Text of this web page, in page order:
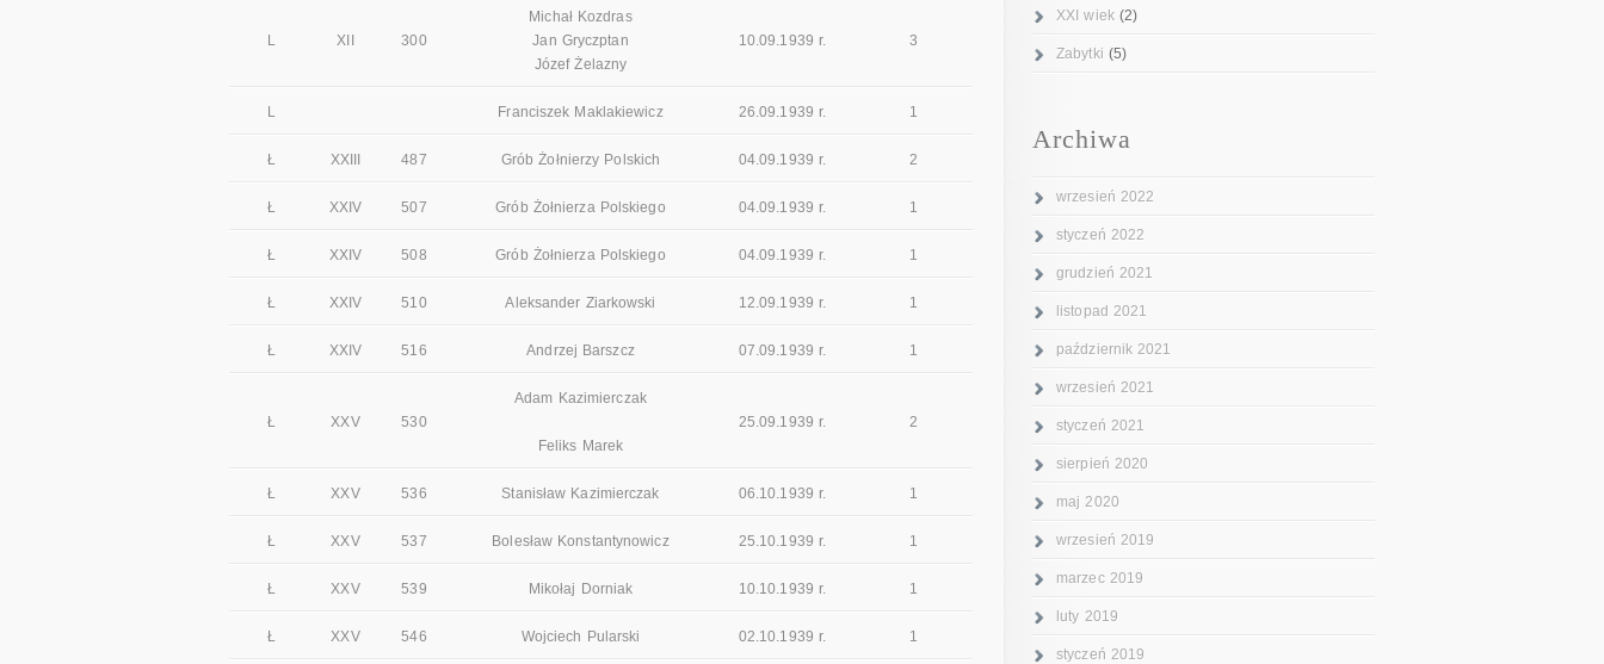
L XII 300
Michał Kozdras
Jan Gryczptan
Józef Żelazny
10.09.1939 r. 3
L Franciszek Maklakiewicz 26.09.1939 r. 1
Ł XXIII 487 Grób Żołnierzy Polskich 04.09.1939 r. 2
Ł XXIV 507 Grób Żołnierza Polskiego 04.09.1939 r. 1
Ł XXIV 508 Grób Żołnierza Polskiego 04.09.1939 r. 1
Ł XXIV 510 Aleksander Ziarkowski 12.09.1939 r. 1
Ł XXIV 516 Andrzej Barszcz 07.09.1939 r. 1
Ł XXV 530
Adam Kazimierczak
Feliks Marek
25.09.1939 r. 2
Ł XXV 536 Stanisław Kazimierczak 06.10.1939 r. 1
Ł XXV 537 Bolesław Konstantynowicz 25.10.1939 r. 1
Ł XXV 539 Mikołaj Dorniak 10.10.1939 r. 1
Ł XXV 546 Wojciech Pularski 02.10.1939 r. 1
XXI wiek(2)
Zabytki (5)
Archiwa
wrzesień 2022
styczeń 2022
grudzień 2021
listopad 2021
październik 2021
wrzesień 2021
styczeń 2021
sierpień 2020
maj 2020
wrzesień 2019
marzec 2019
luty 2019
styczeń 2019